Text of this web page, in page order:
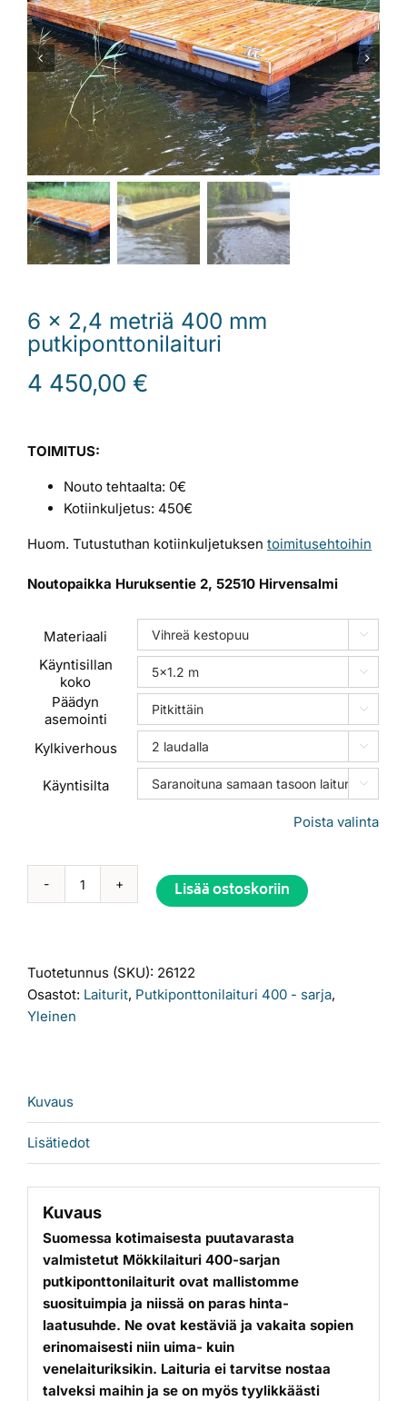
Laiturit
Valmistajat
Rahoitus
Asiakaskokemuksia
6 x 2,4 metriä 400 mm
putkiponttonilaituri
4 450,00 €
TOIMITUS:
Nouto tehtaalta: 0€
Kotiinkuljetus: 450€
Huom. Tutustuthan kotiinkuljetuksen toimitusehtoihin
Noutopaikka Huruksentie 2, 52510 Hirvensalmi
Materiaali 
Käyntisillan
koko

Päädyn
asemointi

Kylkiverhous 
Käyntisilta 
Poista valinta
6
400
mm
Lisää ostoskoriin
Tuotetunnus (SKU): 26122
Osastot: Laiturit, Putkiponttonilaituri 400 - sarja,
Yleinen
Kuvaus
Lisätiedot
Kuvaus
Suomessa kotimaisesta puutavarasta
valmistetut Mökkilaituri 400-sarjan
putkiponttonilaiturit ovat mallistomme
suosituimpia ja niissä on paras hinta-
laatusuhde. Ne ovat kestäviä ja vakaita sopien
erinomaisesti niin uima- kuin
venelaituriksikin. Laituria ei tarvitse nostaa
talveksi maihin ja se on myös tyylikkäästi